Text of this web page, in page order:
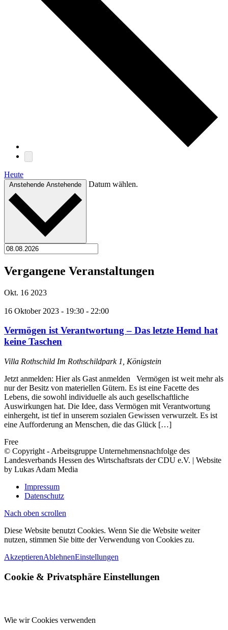
Heute
Anstehende Anstehende Datum wählen.
Vergangene Veranstaltungen
Okt. 16 2023
16 Oktober 2023 - 19:30 - 22:00
Vermögen ist Verantwortung – Das letzte Hemd hat
keine Taschen
Villa Rothschild Im Rothschildpark 1, Königstein
Jetzt anmelden: Hier als Gast anmelden Vermögen ist weit mehr als
nur der Besitz von materiellen Gütern. Es ist eine Facette des
Lebens, die sowohl individuelle als auch gesellschaftliche
Auswirkungen hat. Die Idee, dass Vermögen mit Verantwortung
einhergeht, ist tief in unserem sozialen Gewissen verwurzelt. Es ist
eine Aufforderung an Menschen, die das Glück […]
Free
© Copyright - Arbeitsgruppe Unternehmensnachfolge des
Landesverbands Hessen des Wirtschaftsrats der CDU e.V. | Website
by Lukas Adam Media
Impressum
Datenschutz
Nach oben scrollen
Diese Website benutzt Cookies. Wenn Sie die Website weiter
nutzen, stimmen Sie bitte der Verwendung von Cookies zu.
AkzeptierenAblehnenEinstellungen
Cookie & Privatsphäre Einstellungen
Wie wir Cookies verwenden